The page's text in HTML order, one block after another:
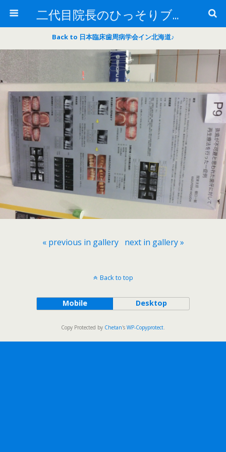
二代目院長のひっそりブログ
Back to 日本臨床歯周病学会イン北海道♪
« previous in gallery next in gallery »
Back to top
Mobile Desktop
Copy Protected by Chetan's WP-Copyprotect.